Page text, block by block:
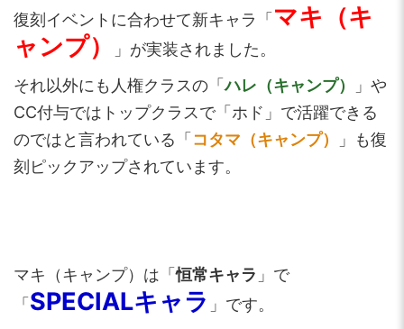
復刻イベントに合わせて新キャラ「マキ（キ
ャンプ）
」が実装されました。
それ以外にも人権クラスの「ハレ（キャンプ）
」や
CC付与ではトップクラスで「ホド」で活躍できる
のではと言われている「コタマ（キャンプ）
」も復
刻ピックアップされています。
マキ（キャンプ）は「恒常キャラ 」で
「SPECIALキャラ 」です。